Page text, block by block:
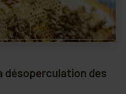
désoperculation des